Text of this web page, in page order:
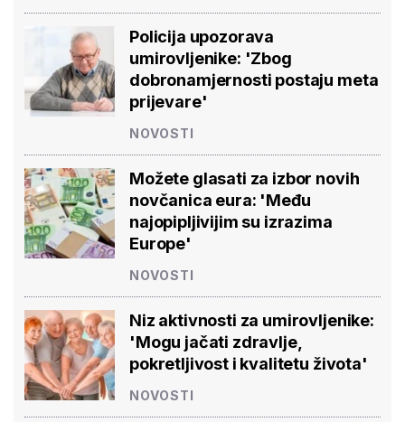
Policija upozorava
umirovljenike: 'Zbog
dobronamjernosti postaju meta
prijevare'
NOVOSTI
Možete glasati za izbor novih
novčanica eura: 'Među
najopipljivijim su izrazima
Europe'
NOVOSTI
Niz aktivnosti za umirovljenike:
'Mogu jačati zdravlje,
pokretljivost i kvalitetu života'
NOVOSTI